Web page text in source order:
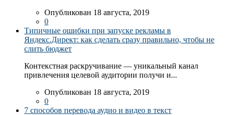
Опубликован 18 августа, 2019
0
Типичные ошибки при запуске рекламы в
Яндекс.Директ: как сделать сразу правильно, чтобы не
слить бюджет
Контекстная раскручивание — уникальный канал
привлечения целевой аудитории получи и...
Опубликован 18 августа, 2019
0
7 способов перевода аудио и видео в текст